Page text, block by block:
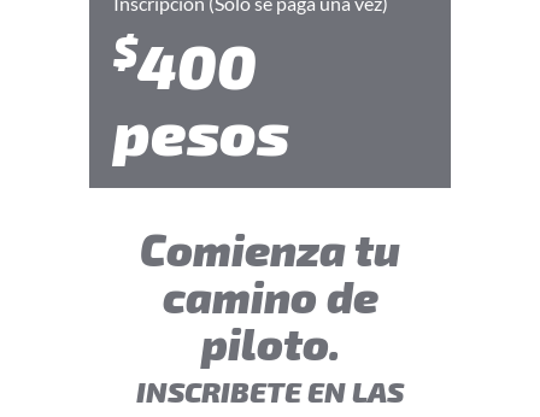
$400
pesos
Comienza tu
camino de
piloto.
INSCRIBETE EN LAS